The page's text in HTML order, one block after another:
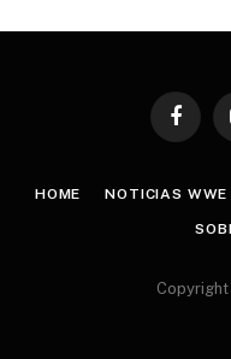
HOME NOTICIAS WWE